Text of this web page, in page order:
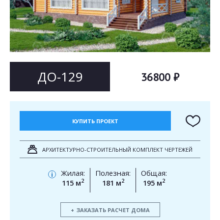
ДО-129 36800 ₽
КУПИТЬ ПРОЕКТ
АРХИТЕКТУРНО-СТРОИТЕЛЬНЫЙ КОМПЛЕКТ ЧЕРТЕЖЕЙ
i
Жилая:
115 м2
Полезная:
181 м2
Общая:
195 м2
ЗАКАЗАТЬ РАСЧЕТ ДОМА
Согласен на обработку персональных данных
ОТПРАВИТЬ
Согласен на обработку персональных данных
This site is protected by reCAPTCHA and the GooglePrivacy PolicyandTerms of Service
apply.